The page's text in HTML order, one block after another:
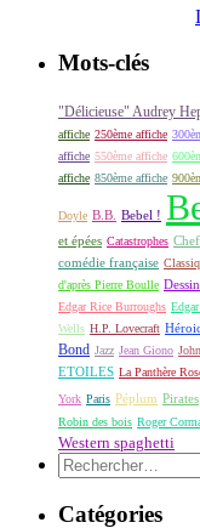
Mots-clés
"Délicieuse" Audrey
affiche 250ème affiche
affiche 550ème affiche
affiche 850ème affiche
Doyle B.B. Bebel !
et épées Catastrophes
comédie française
d'après Pierre Boulle
Edgar Rice Burroughs
Wells H.P. Lovecraft
Bond Jazz Jean Giono
ETOILES La Panthère
York Paris Péplum Pirates
Robin des bois Roger
Western spaghetti
Rechercher :
Catégories